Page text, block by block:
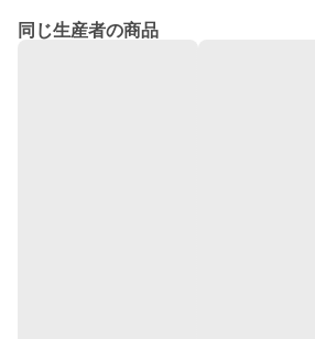
同じ生産者の商品